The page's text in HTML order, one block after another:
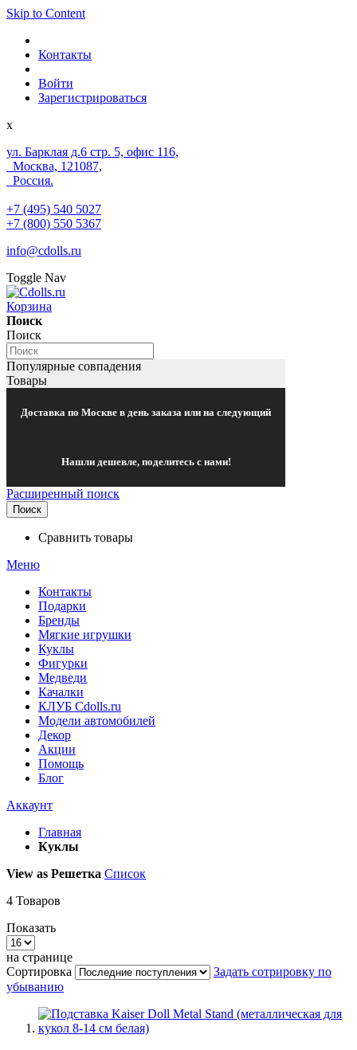
Skip to Content
Контакты
Войти
Зарегистрироваться
x
ул. Барклая д.6 стр. 5, офис 116,
Москва, 121087,
Россия.
+7 (495) 540 5027
+7 (800) 550 5367
info@cdolls.ru
Toggle Nav
Корзина
Поиск
Поиск
Популярные совпадения
Товары
Доставка по Москве в день заказа или на следующий
Нашли дешевле, поделитесь с нами!
Расширенный поиск
Поиск
Сравнить товары
Меню
Контакты
Подарки
Бренды
Мягкие игрушки
Куклы
Фигурки
Медведи
Качалки
КЛУБ Cdolls.ru
Модели автомобилей
Декор
Акции
Помощь
Блог
Аккаунт
Главная
Куклы
View as Решетка Список
4 Товаров
Показать
на странице
Сортировка
Задать сотрировку по
убыванию